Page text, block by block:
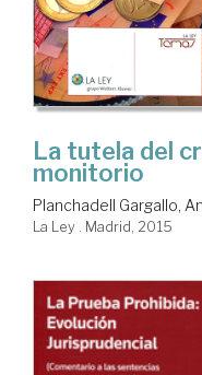
La tutela del
monitorio
Planchadell Gargallo,
La Ley . Madrid, 2015